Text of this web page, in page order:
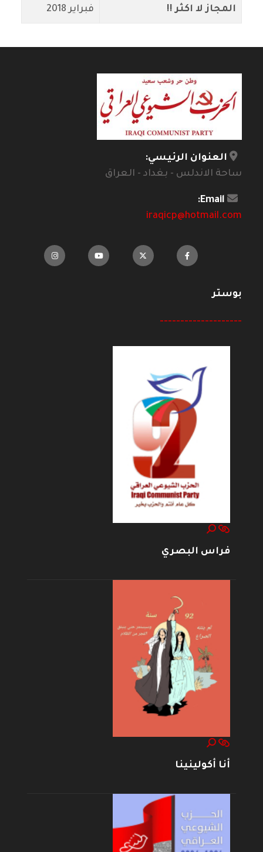
المجاز لا اكثر !!
فبراير 2018
العنوان الرئيسي:
ساحة الاندلس - بغداد - العراق
Email:
iraqicp@hotmail.com
بوستر
--------------------
فراس البصري
أنا أكولينينا